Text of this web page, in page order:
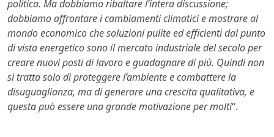
politica. Ma dobbiamo ribaltare l’intera discussione;
dobbiamo affrontare i cambiamenti climatici e mostrare al
mondo economico che soluzioni pulite ed efficienti dal punto
di vista energetico sono il mercato industriale del secolo per
creare nuovi posti di lavoro e guadagnare di più. Quindi non
si tratta solo di proteggere l’ambiente e combattere la
disuguaglianza, ma di generare una crescita qualitativa, e
questa può essere una grande motivazione per molti“.